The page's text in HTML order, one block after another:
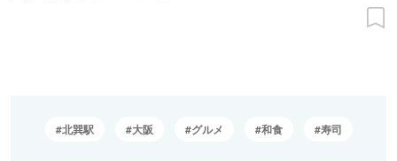
北巽駅 大阪 グルメ 和食 寿司